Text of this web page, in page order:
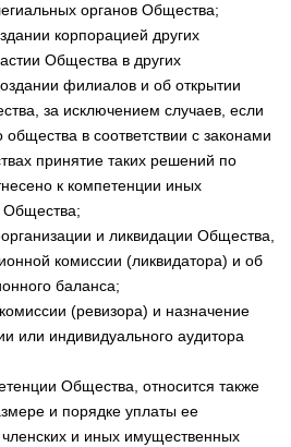
органов Общества;
корпорацией других
Общества в других
филиалов и об открытии
за исключением случаев, если
общества в соответствии с законами
принятие таких решений по
к компетенции иных
Общества;
и ликвидации Общества,
комиссии (ликвидатора) и об
баланса;
(ревизора) и назначение
или индивидуального аудитора
Общества, относится также
и порядке уплаты ее
и иных имущественных